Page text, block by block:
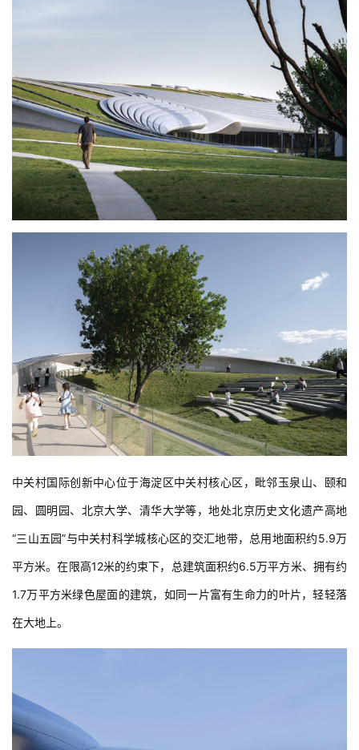
中关村国际创新中心位于海淀区中关村核心区，毗邻玉泉山、颐和
园、圆明园、北京大学、清华大学等，地处北京历史文化遗产高地
“三山五园”与中关村科学城核心区的交汇地带，总用地面积约5.9万
平方米。在限高12米的约束下，总建筑面积约6.5万平方米、拥有约
1.7万平方米绿色屋面的建筑，如同一片富有生命力的叶片，轻轻落
在大地上。